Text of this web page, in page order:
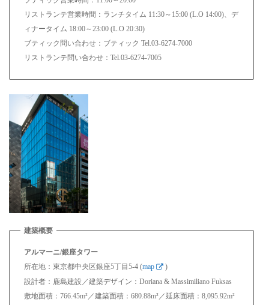
リストランテ営業時間：ランチタイム 11:30～15:00 (L.O 14:00)、デ
ィナータイム 18:00～23:00 (L.O 20:30)
ブティック問い合わせ：ブティック Tel.03-6274-7000
リストランテ問い合わせ：Tel.03-6274-7005
アルマーニ/銀座タワー
所在地：東京都中央区銀座5丁目5-4 (map
)
設計者：鹿島建設／建築デザイン：Doriana & Massimiliano Fuksas
敷地面積：766.45m²／建築面積：680.88m²／延床面積：8,095.92m²